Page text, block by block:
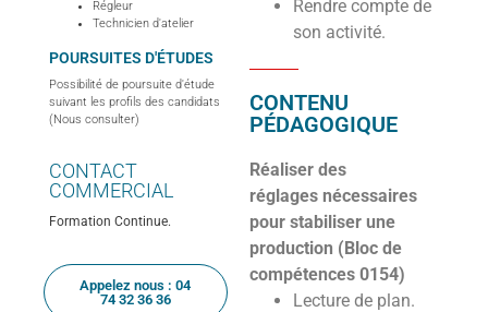
Régleur
Technicien d'atelier
POURSUITES D'ÉTUDES
Possibilité de poursuite d'étude
suivant les profils des candidats
(Nous consulter)
CONTACT
COMMERCIAL
Formation Continue.
Appelez nous : 04
74 32 36 36
Rendre compte de
son activité.
CONTENU
PÉDAGOGIQUE
Réaliser des
réglages nécessaires
pour stabiliser une
production (Bloc de
compétences 0154)
Lecture de plan.